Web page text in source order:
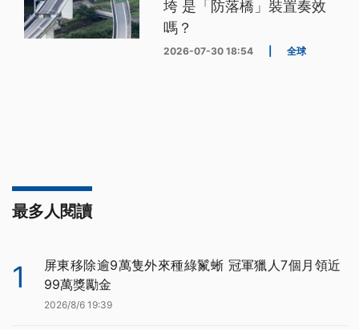
垮 是「防落橋」裝置奏效
嗎？
2026-07-30 18:54 全球
最多人閱讀
1
屏東移除逾9萬隻外來種綠鬣蜥 冠軍獵人7個月領近
99萬獎勵金
2026/8/6 19:39